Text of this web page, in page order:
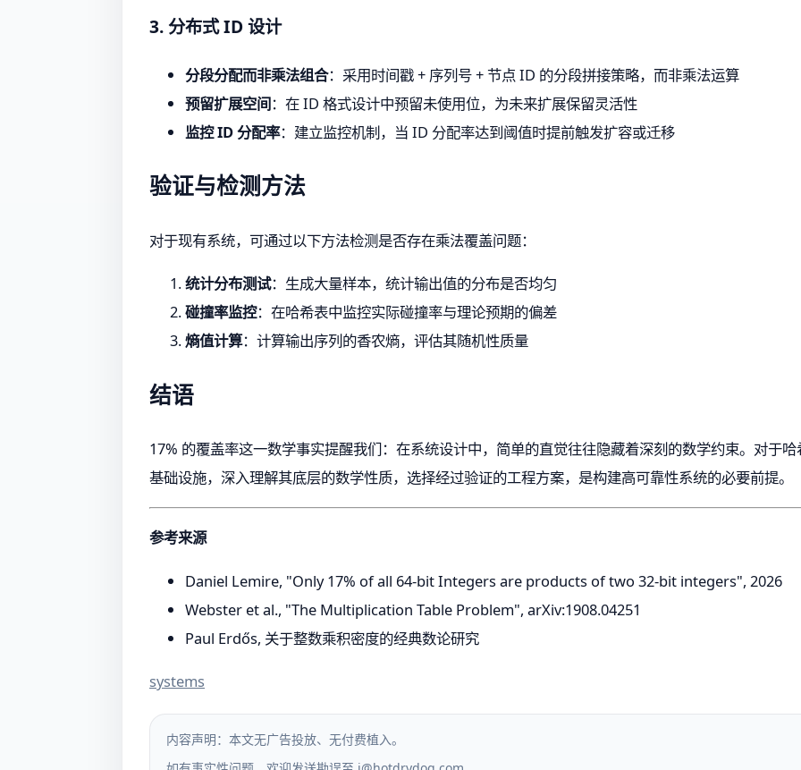
3. 分布式 ID 设计
分段分配而非乘法组合：采用时间戳 + 序列号 + 节点 ID 的分段拼接策略，而非乘法运算
预留扩展空间：在 ID 格式设计中预留未使用位，为未来扩展保留灵活性
监控 ID 分配率：建立监控机制，当 ID 分配率达到阈值时提前触发扩容或迁移
验证与检测方法
对于现有系统，可通过以下方法检测是否存在乘法覆盖问题：
统计分布测试：生成大量样本，统计输出值的分布是否均匀
碰撞率监控：在哈希表中监控实际碰撞率与理论预期的偏差
熵值计算：计算输出序列的香农熵，评估其随机性质量
结语
17% 的覆盖率这一数学事实提醒我们：在系统设计中，简单的直觉往往隐藏着深刻的数学约束。对于
基础设施，深入理解其底层的数学性质，选择经过验证的工程方案，是构建高可靠性系统的必要前提。
参考来源
Daniel Lemire, "Only 17% of all 64-bit Integers are products of two 32-bit integers", 2026
Webster et al., "The Multiplication Table Problem", arXiv:1908.04251
Paul Erdős, 关于整数乘积密度的经典数论研究
systems
内容声明：本文无广告投放、无付费植入。